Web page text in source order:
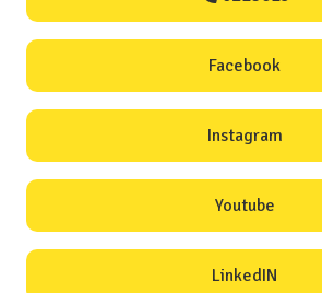
Facebook
Instagram
Youtube
LinkedIN